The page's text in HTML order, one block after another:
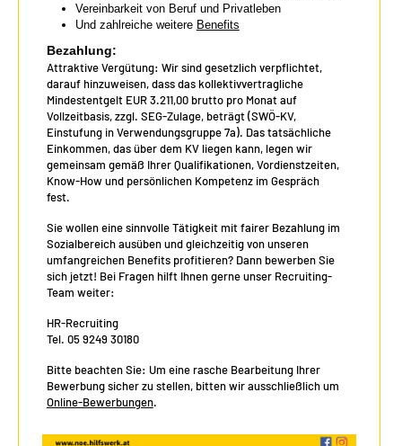
Vereinbarkeit von Beruf und Privatleben
Und zahlreiche weitere Benefits
Bezahlung:
Attraktive Vergütung: Wir sind gesetzlich verpflichtet,
darauf hinzuweisen, dass das kollektivvertragliche
Mindestentgelt EUR 3.211,00 brutto pro Monat auf
Vollzeitbasis, zzgl. SEG-Zulage, beträgt (SWÖ-KV,
Einstufung in Verwendungsgruppe 7a). Das tatsächliche
Einkommen, das über dem KV liegen kann, legen wir
gemeinsam gemäß Ihrer Qualifikationen, Vordienstzeiten,
Know-How und persönlichen Kompetenz im Gespräch
fest.
Sie wollen eine sinnvolle Tätigkeit mit fairer Bezahlung im
Sozialbereich ausüben und gleichzeitig von unseren
umfangreichen Benefits profitieren? Dann bewerben Sie
sich jetzt! Bei Fragen hilft Ihnen gerne unser Recruiting-
Team weiter:
HR-Recruiting
Tel. 05 9249 30180
Bitte beachten Sie: Um eine rasche Bearbeitung Ihrer
Bewerbung sicher zu stellen, bitten wir ausschließlich um
Online-Bewerbungen.